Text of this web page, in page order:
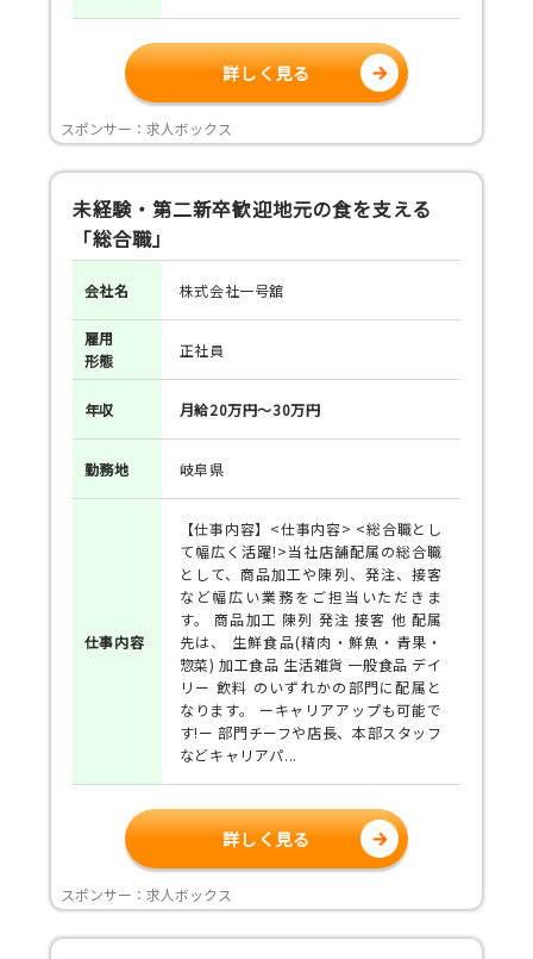
詳しく見る
スポンサー：求人ボックス
未経験・第二新卒歓迎地元の食を支える
「総合職」
会社名 株式会社一号舘
雇用
形態
正社員
年収 月給20万円～30万円
勤務地 岐阜県
仕事内容
【仕事内容】<仕事内容> <総合職とし
て幅広く活躍!>当社店舗配属の総合職
として、商品加工や陳列、発注、接客
など幅広い業務をご担当いただきま
す。 商品加工 陳列 発注 接客 他 配属
先は、 生鮮食品(精肉・鮮魚・青果・
惣菜) 加工食品 生活雑貨 一般食品 デイ
リー 飲料 のいずれかの部門に配属と
なります。 ーキャリアアップも可能で
す!ー 部門チーフや店長、本部スタッフ
などキャリアパ...
詳しく見る
スポンサー：求人ボックス